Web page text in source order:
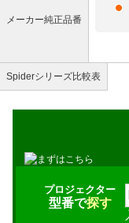
メーカー純正品番
Spiderシリーズ比較表
プロジェクター
型番で探す